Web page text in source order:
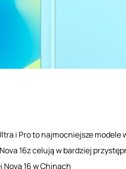
i Pro to najmocniejsze modele
16z celują w bardziej
Nova 16 w Chinach